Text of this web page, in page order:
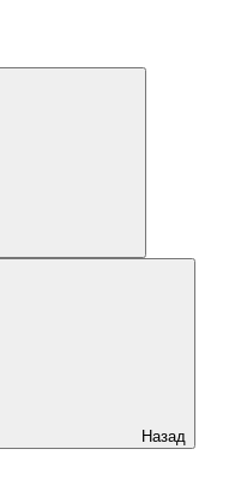
Назад